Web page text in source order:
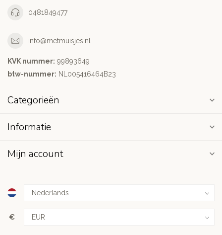
0481849477
info@metmuisjes.nl
KVK nummer: 99893649
btw-nummer: NL005416464B23
Categorieën
Informatie
Mijn account
€